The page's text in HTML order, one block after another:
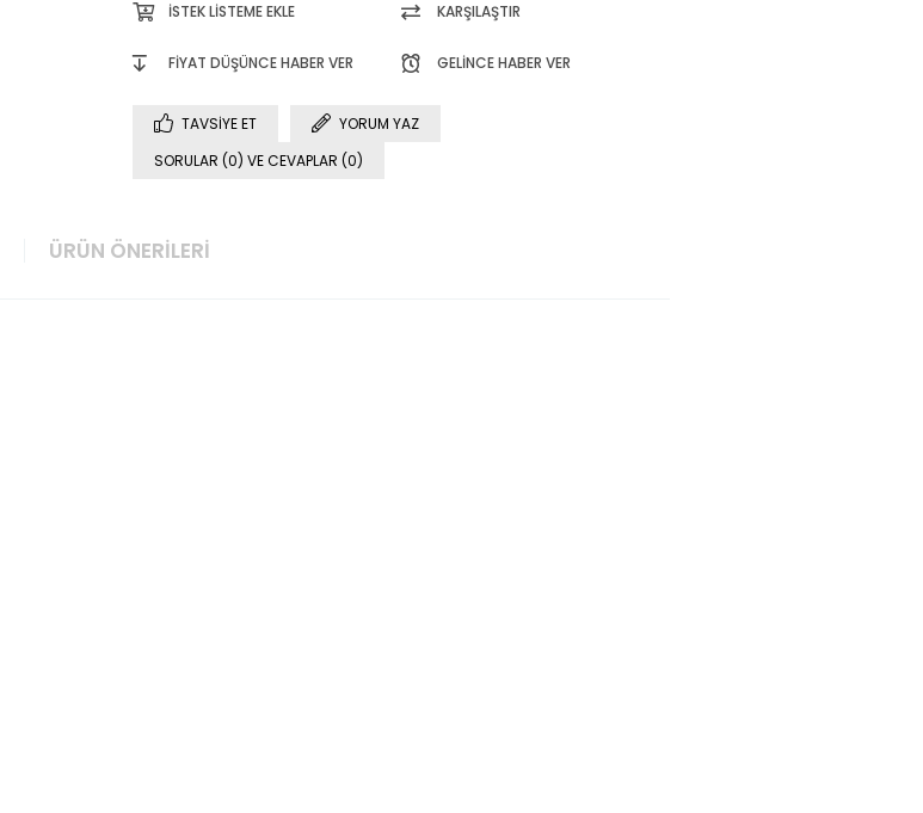
İSTEK LISTEME EKLE KARŞILAŞTIR
FIYAT DÜŞÜNCE HABER VER GELINCE HABER VER
TAVSIYE ET
YORUM YAZ
SORULAR (0) VE CEVAPLAR (0)
ÜRÜN ÖNERILERI